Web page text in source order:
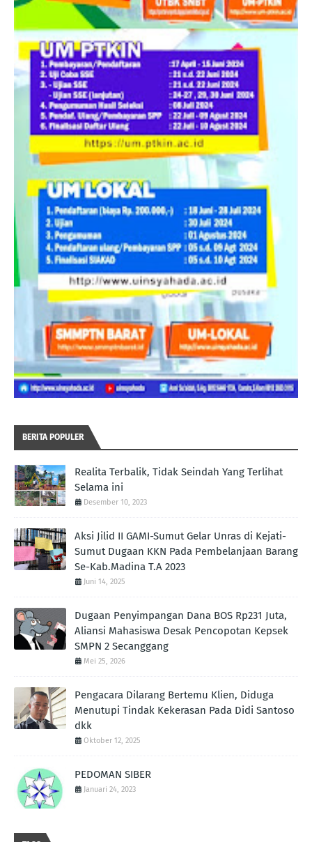
BERITA POPULER
Realita Terbalik, Tidak Seindah Yang Terlihat
Selama ini
Desember 10, 2023
Aksi Jilid II GAMI-Sumut Gelar Unras di Kejati-
Sumut Dugaan KKN Pada Pembelanjaan Barang
Se-Kab.Madina T.A 2023
Juni 14, 2025
Dugaan Penyimpangan Dana BOS Rp231 Juta,
Aliansi Mahasiswa Desak Pencopotan Kepsek
SMPN 2 Secanggang
Mei 25, 2026
Pengacara Dilarang Bertemu Klien, Diduga
Menutupi Tindak Kekerasan Pada Didi Santoso
dkk
Oktober 12, 2025
PEDOMAN SIBER
Januari 24, 2023